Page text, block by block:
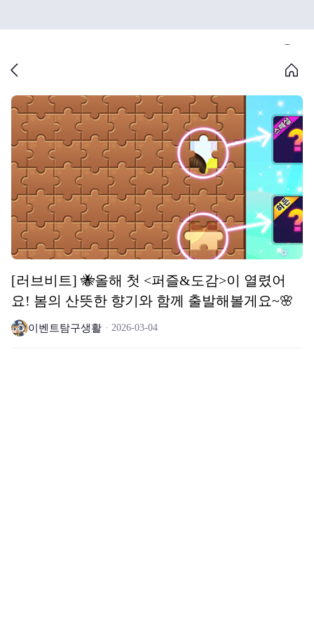
[러브비트] 🐝올해 첫 <퍼즐&도감>이 열렸어
요! 봄의 산뜻한 향기와 함께 출발해볼게요~🌸
이벤트탐구생활 2026-03-04